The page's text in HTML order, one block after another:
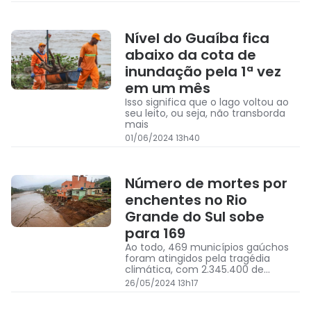
Nível do Guaíba fica
abaixo da cota de
inundação pela 1ª vez
em um mês
Isso significa que o lago voltou ao
seu leito, ou seja, não transborda
mais
01/06/2024 13h40
Número de mortes por
enchentes no Rio
Grande do Sul sobe
para 169
Ao todo, 469 municípios gaúchos
foram atingidos pela tragédia
climática, com 2.345.400 de
pessoas afetadas
26/05/2024 13h17